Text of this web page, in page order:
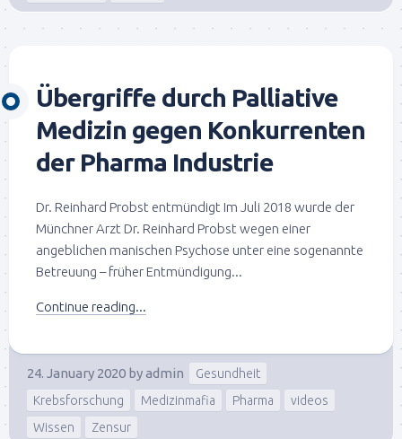
Übergriffe durch Palliative
Medizin gegen Konkurrenten
der Pharma Industrie
Dr. Reinhard Probst entmündigt Im Juli 2018 wurde der
Münchner Arzt Dr. Reinhard Probst wegen einer
angeblichen manischen Psychose unter eine sogenannte
Betreuung – früher Entmündigung...
Continue reading...
24. January 2020 byadmin
Gesundheit
Krebsforschung
Medizinmafia Pharma
videos
Wissen
Zensur